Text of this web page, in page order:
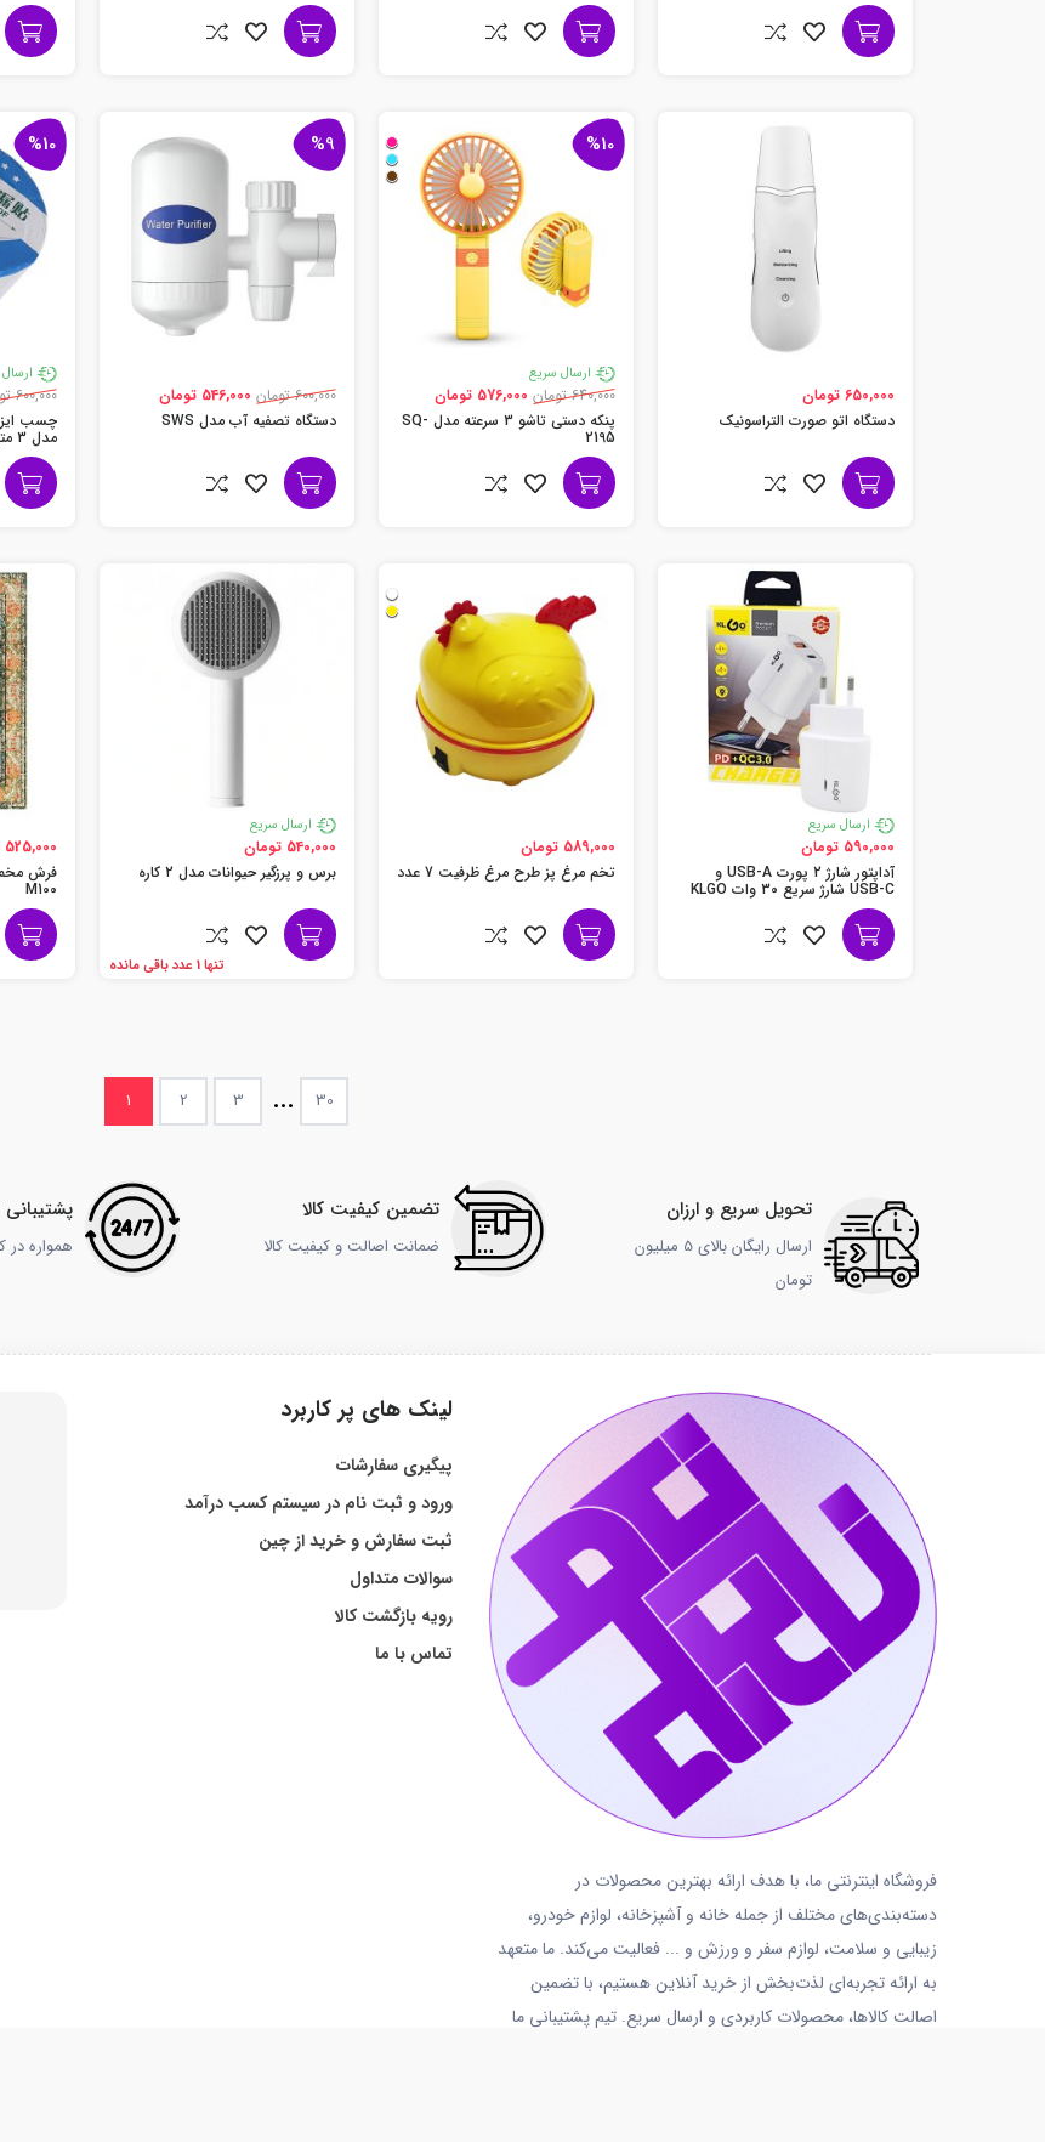
650,000 تومان
دستگاه اتو صورت التراسونیک
%10
ارسال سریع
640,000 تومان
576,000 تومان
پنکه دستی تاشو 3 سرعته مدل SQ-
2195
%9
600,000 تومان
546,000 تومان
دستگاه تصفیه آب مدل SWS
%10
600,000 تومان
چسب
مدل 3 متری
ارسال سریع
590,000 تومان
آداپتور شارژ 2 پورت USB-A و
USB-C شارژ سریع 30 وات KLGO
مدل PD-400
589,000 تومان
تخم مرغ پز طرح مرغ ظرفیت 7 عدد
ارسال سریع
540,000 تومان
برس و پرزگیر حیوانات مدل 2 کاره
تنها 1 عدد باقی مانده
525,000 تومان
فرش
M100
1 2 3 ... 30
تحویل سریع و ارزان
ارسال رایگان بالای 5 میلیون
تومان
تضمین کیفیت کالا
ضمانت اصالت و کیفیت کالا
پشتیبانی 24/7
همواره در
فروشگاه اینترنتی ما، با هدف ارائه بهترین محصولات در
دسته‌بندی‌های مختلف از جمله خانه و آشپزخانه، لوازم خودرو،
زیبایی و سلامت، لوازم سفر و ورزش و ... فعالیت می‌کند. ما متعهد
به ارائه تجربه‌ای لذت‌بخش از خرید آنلاین هستیم، با تضمین
اصالت کالاها، محصولات کاربردی و ارسال سریع. تیم پشتیبانی ما
لینک های پر کاربرد
پیگیری سفارشات
ورود و ثبت نام در سیستم کسب درآمد
ثبت سفارش و خرید از چین
سوالات متداول
رویه بازگشت کالا
تماس با ما